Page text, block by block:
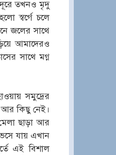
দূরে তখনও মৃদু
স্বর্গে চলে
জলের সাথে
আমাদেরও
সাথে মগ্ন
সমুদ্রের
আর কিছু নেই।
ছাড়া আর
যায় এখান
এই বিশাল